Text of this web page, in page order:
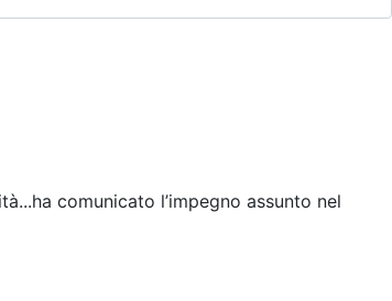
comunicato l’impegno assunto nel